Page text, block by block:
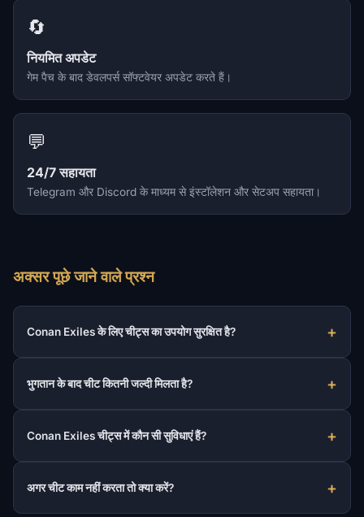
🔄
नियमित अपडेट
गेम पैच के बाद डेवलपर्स सॉफ्टवेयर अपडेट करते हैं।
💬
24/7 सहायता
Telegram और Discord के माध्यम से इंस्टॉलेशन और सेटअप सहायता।
अक्सर पूछे जाने वाले प्रश्न
Conan Exiles के लिए चीट्स का उपयोग सुरक्षित है?
भुगतान के बाद चीट कितनी जल्दी मिलता है?
Conan Exiles चीट्स में कौन सी सुविधाएं हैं?
अगर चीट काम नहीं करता तो क्या करें?